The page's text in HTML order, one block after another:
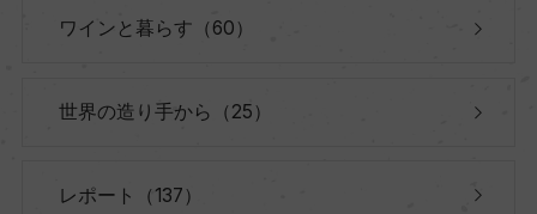
ワインと暮らす（60）
世界の造り手から（25）
レポート（137）